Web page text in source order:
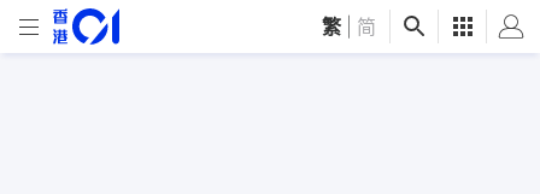
繁 简